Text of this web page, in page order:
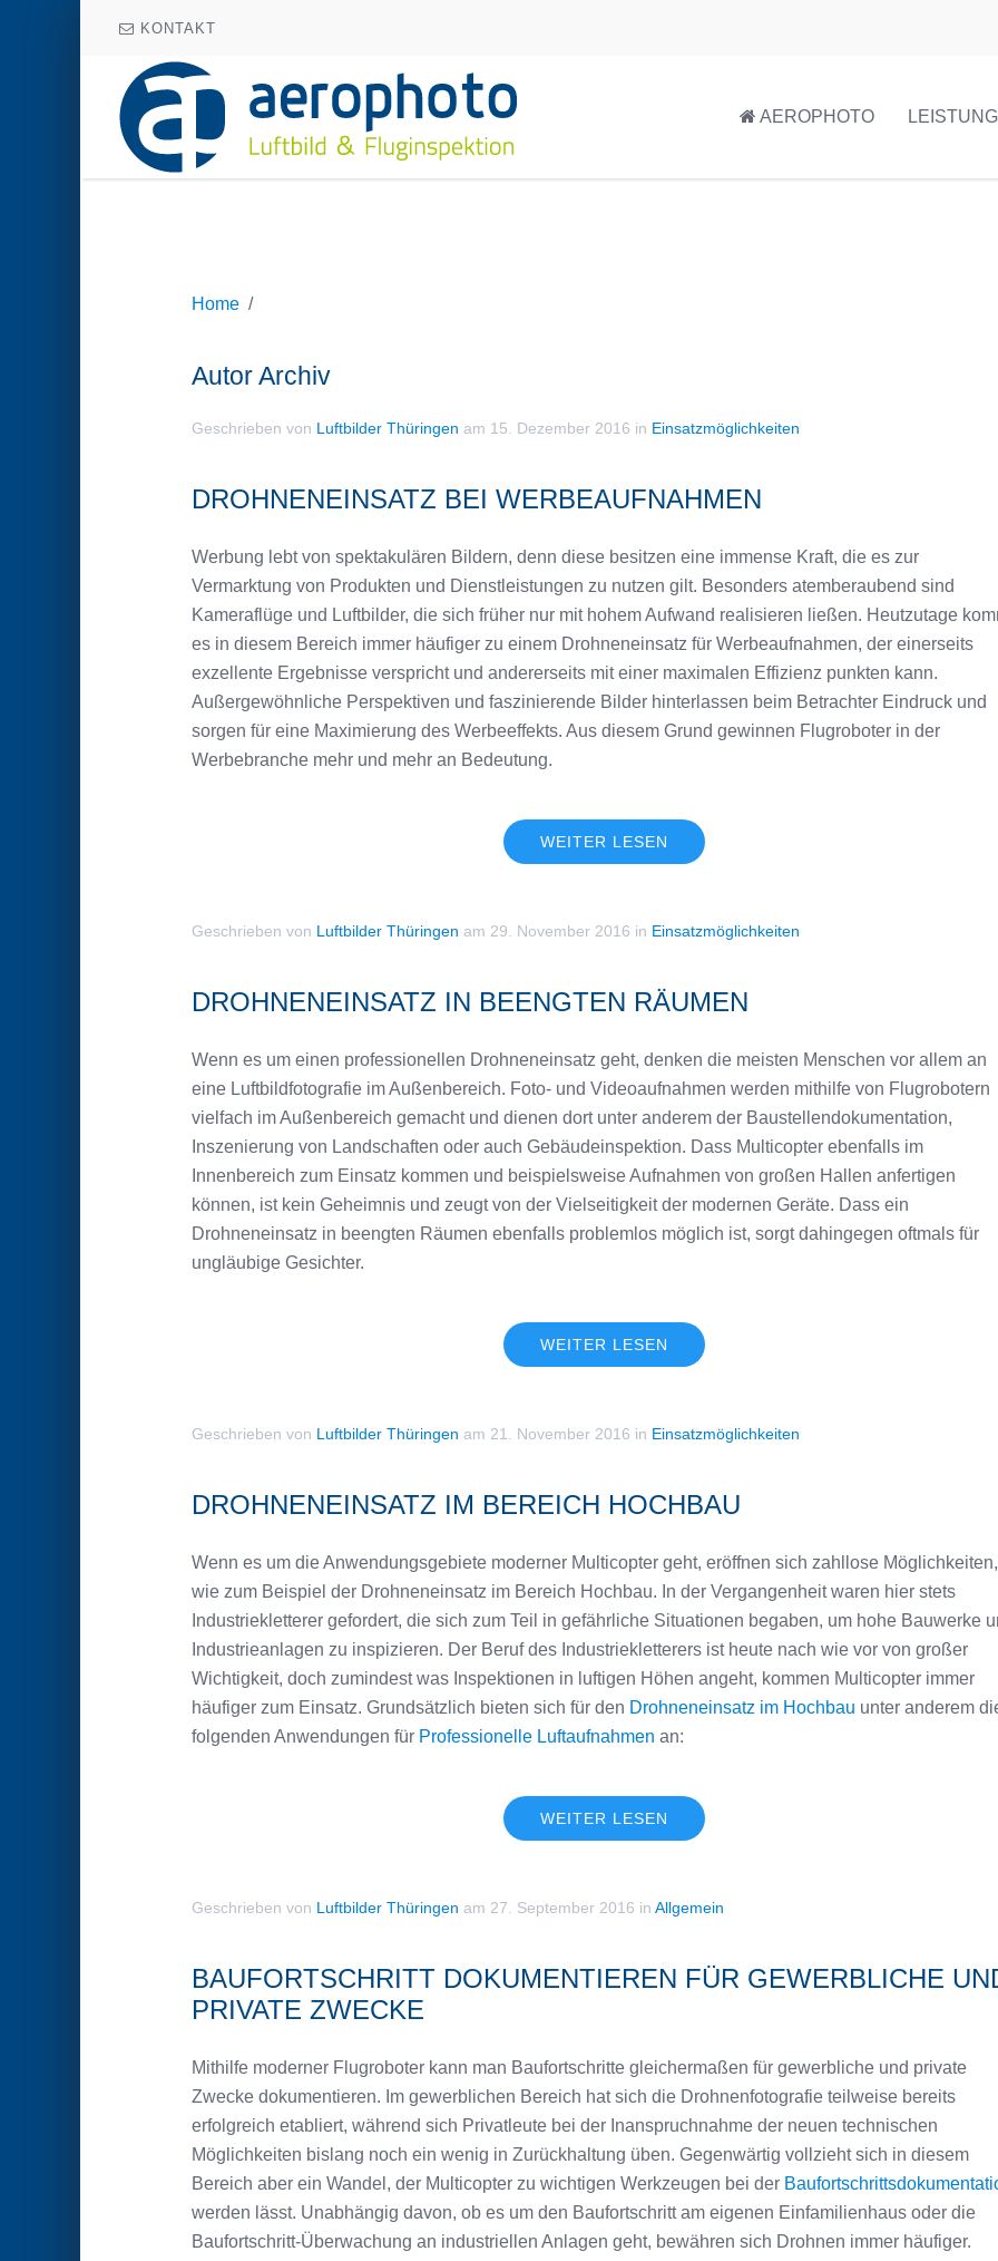
KONTAKT
AEROPHOTO
Home
Autor Archiv
Geschrieben von Luftbilder Thüringen am 15. Dezember 2016 in Einsatzmöglichkeiten
DROHNENEINSATZ BEI WERBEAUFNAHMEN
Werbung lebt von spektakulären Bildern, denn diese besitzen eine immense Kraft, die es zur
Vermarktung von Produkten und Dienstleistungen zu nutzen gilt. Besonders atemberaubend sind
Kameraflüge und Luftbilder, die sich früher nur mit hohem Aufwand realisieren ließen. Heutzutage
es in diesem Bereich immer häufiger zu einem Drohneneinsatz für Werbeaufnahmen, der einerseits
exzellente Ergebnisse verspricht und andererseits mit einer maximalen Effizienz punkten kann.
Außergewöhnliche Perspektiven und faszinierende Bilder hinterlassen beim Betrachter Eindruck und
sorgen für eine Maximierung des Werbeeffekts. Aus diesem Grund gewinnen Flugroboter in der
Werbebranche mehr und mehr an Bedeutung.
WEITER LESEN
Geschrieben von Luftbilder Thüringen am 29. November 2016 in Einsatzmöglichkeiten
DROHNENEINSATZ IN BEENGTEN RÄUMEN
Wenn es um einen professionellen Drohneneinsatz geht, denken die meisten Menschen vor allem an
eine Luftbildfotografie im Außenbereich. Foto- und Videoaufnahmen werden mithilfe von Flugrobotern
vielfach im Außenbereich gemacht und dienen dort unter anderem der Baustellendokumentation,
Inszenierung von Landschaften oder auch Gebäudeinspektion. Dass Multicopter ebenfalls im
Innenbereich zum Einsatz kommen und beispielsweise Aufnahmen von großen Hallen anfertigen
können, ist kein Geheimnis und zeugt von der Vielseitigkeit der modernen Geräte. Dass ein
Drohneneinsatz in beengten Räumen ebenfalls problemlos möglich ist, sorgt dahingegen oftmals für
ungläubige Gesichter.
WEITER LESEN
Geschrieben von Luftbilder Thüringen am 21. November 2016 in Einsatzmöglichkeiten
DROHNENEINSATZ IM BEREICH HOCHBAU
Wenn es um die Anwendungsgebiete moderner Multicopter geht, eröffnen sich zahllose Möglichkeiten,
wie zum Beispiel der Drohneneinsatz im Bereich Hochbau. In der Vergangenheit waren hier stets
Industriekletterer gefordert, die sich zum Teil in gefährliche Situationen begaben, um hohe Bauwerke
Industrieanlagen zu inspizieren. Der Beruf des Industriekletterers ist heute nach wie vor von großer
Wichtigkeit, doch zumindest was Inspektionen in luftigen Höhen angeht, kommen Multicopter immer
häufiger zum Einsatz. Grundsätzlich bieten sich für den Drohneneinsatz im Hochbau unter anderem
folgenden Anwendungen für Professionelle Luftaufnahmen an:
WEITER LESEN
Geschrieben von Luftbilder Thüringen am 27. September 2016 in Allgemein
BAUFORTSCHRITT DOKUMENTIEREN FÜR GEWERBLICHE
PRIVATE ZWECKE
Mithilfe moderner Flugroboter kann man Baufortschritte gleichermaßen für gewerbliche und private
Zwecke dokumentieren. Im gewerblichen Bereich hat sich die Drohnenfotografie teilweise bereits
erfolgreich etabliert, während sich Privatleute bei der Inanspruchnahme der neuen technischen
Möglichkeiten bislang noch ein wenig in Zurückhaltung üben. Gegenwärtig vollzieht sich in diesem
Bereich aber ein Wandel, der Multicopter zu wichtigen Werkzeugen bei der
werden lässt. Unabhängig davon, ob es um den Baufortschritt am eigenen Einfamilienhaus oder die
Baufortschritt-Überwachung an industriellen Anlagen geht, bewähren sich Drohnen immer häufiger.